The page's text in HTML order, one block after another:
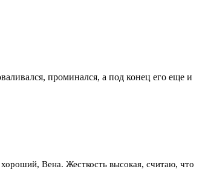
проминался, а под конец его еще и
Вена. Жесткость высокая, считаю, что